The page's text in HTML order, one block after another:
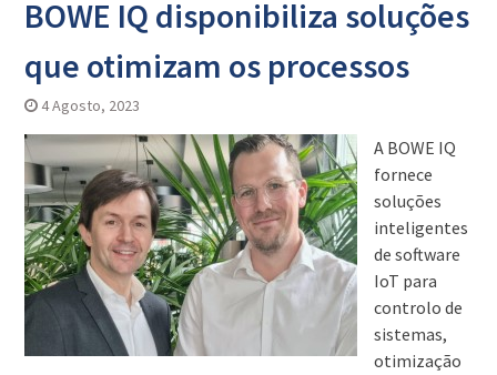
BOWE IQ disponibiliza soluções
que otimizam os processos
4 Agosto, 2023
A BOWE IQ
fornece
soluções
inteligentes
de software
IoT para
controlo de
sistemas,
otimização